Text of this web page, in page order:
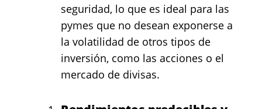
seguridad, lo que es ideal para las
pymes que no desean exponerse a
la volatilidad de otros tipos de
inversión, como las acciones o el
mercado de divisas.